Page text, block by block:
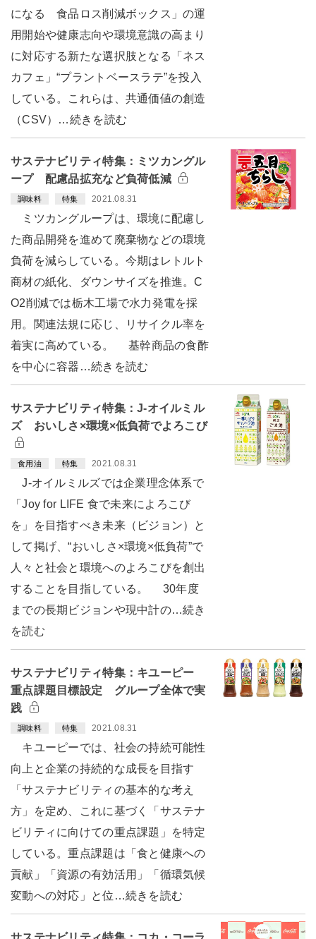
になる 食品ロス削減ボックス」の運
用開始や健康志向や環境意識の高まり
に対応する新たな選択肢となる「ネス
カフェ」“プラントベースラテ”を投入
している。これらは、共通価値の創造
（CSV）…続きを読む
サステナビリティ特集：ミツカングル
ープ 配慮品拡充など負荷低減
調味料 特集 2021.08.31
ミツカングループは、環境に配慮し
た商品開発を進めて廃棄物などの環境
負荷を減らしている。今期はレトルト
商材の紙化、ダウンサイズを推進。C
O2削減では栃木工場で水力発電を採
用。関連法規に応じ、リサイクル率を
着実に高めている。 基幹商品の食酢
を中心に容器…続きを読む
サステナビリティ特集：J-オイルミル
ズ おいしさ×環境×低負荷でよろこび
食用油 特集 2021.08.31
J-オイルミルズでは企業理念体系で
「Joy for LIFE 食で未来によろこび
を」を目指すべき未来（ビジョン）と
して掲げ、“おいしさ×環境×低負荷”で
人々と社会と環境へのよろこびを創出
することを目指している。 30年度
までの長期ビジョンや現中計の…続き
を読む
サステナビリティ特集：キユーピー
重点課題目標設定 グループ全体で実
践
調味料 特集 2021.08.31
キユーピーでは、社会の持続可能性
向上と企業の持続的な成長を目指す
「サステナビリティの基本的な考え
方」を定め、これに基づく「サステナ
ビリティに向けての重点課題」を特定
している。重点課題は「食と健康への
貢献」「資源の有効活用」「循環気候
変動への対応」と位…続きを読む